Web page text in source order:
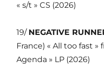
« s/t » CS (2026)
19/ NEGATIVE
France) « All too fast
Agenda » LP (2026)